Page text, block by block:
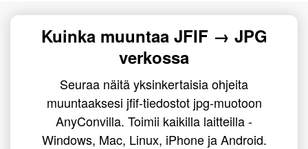
Kuinka muuntaa JFIF → JPG
verkossa
Seuraa näitä yksinkertaisia ohjeita
muuntaaksesi jfif-tiedostot jpg-muotoon
AnyConvilla. Toimii kaikilla laitteilla -
Windows, Mac, Linux, iPhone ja Android.